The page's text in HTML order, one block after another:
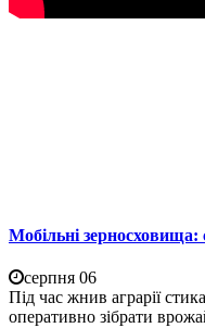
Мобільні
серпня 06
Під час жнив аграрії
оперативно зібрати